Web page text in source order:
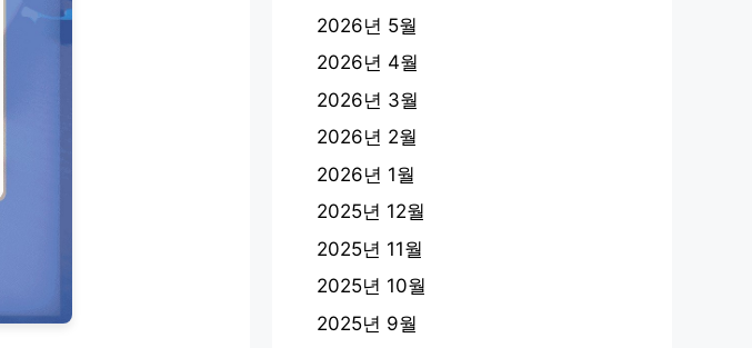
2026년 5월
2026년 4월
2026년 3월
2026년 2월
2026년 1월
2025년 12월
2025년 11월
2025년 10월
2025년 9월